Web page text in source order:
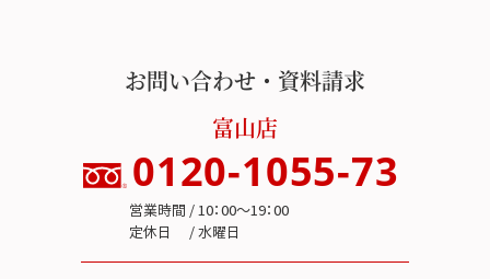
お問い合わせ・資料請求
富山店
0120-1055-73
営業時間 / 10：00～19：00
定休日 / 水曜日